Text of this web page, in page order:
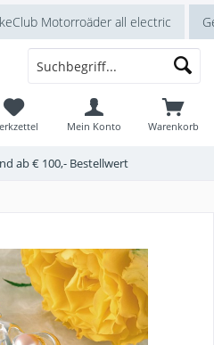
Motorroäder all electric
ab € 100,- Bestellwert
Warenkorb
Mein Konto